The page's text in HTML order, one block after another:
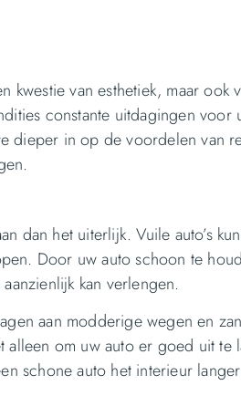
kwestie van esthetiek, maar ook
constante uitdagingen voor
dieper in op de voordelen van
dan het uiterlijk. Vuile auto’s
Door uw auto schoon te
kan verlengen.
aan modderige wegen en
om uw auto er goed uit te
schone auto het interieur